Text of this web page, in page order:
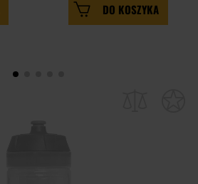
DO KOSZYKA